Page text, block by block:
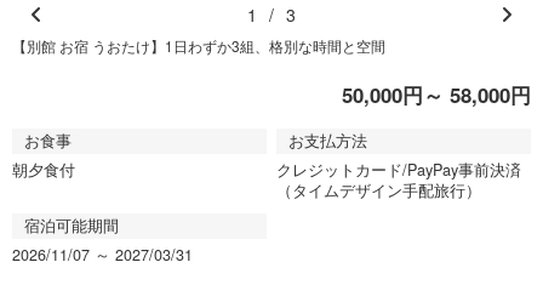
Pr
u
【別館 お宿 うおたけ】1日わずか3組、格別な時間と空間
xt
1 / 3
50,000円～ 58,000円
お食事
朝夕食付
お支払方法
クレジットカード/PayPay事前決済
（タイムデザイン手配旅行）
宿泊可能期間
2026/11/07 ～ 2027/03/31